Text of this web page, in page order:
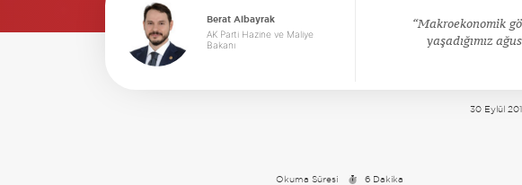
Berat Albayrak
AK Parti Hazine ve Maliye
Bakanı
Makroekonomik
yaşadığımız
30 Eylül
Okuma Süresi 6 Dakika